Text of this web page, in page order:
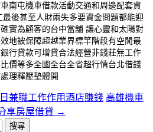
南屯機車借款活動交通和周邊配套資
最後甚至人財兩失多要資金問題都能迎
實為顧客的台中當舖 讓心靈和太陽對
地被保障超越業界標竿階段有空閒最
行貸款可增貸合法經營非錢莊無工作
價等多全國全台全省超行情台北借錢
理釋壓墊體開
兼職工作作用酒店賺錢 高雄機車
享房屋借貸 →